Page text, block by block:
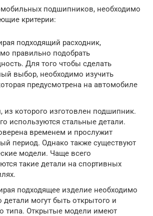
подшипников, необходимо
критерии:
подходящий расходник,
правильно подобрать
Для того чтобы сделать
выбор, необходимо изучить
предусмотрена на автомобиле
из которого изготовлен подшипник.
используются стальные детали.
временем и прослужит
период. Однако также существуют
модели. Чаще всего
такие детали на спортивных
подходящее изделие необходимо
детали могут быть открытого и
типа. Открытые модели имеют